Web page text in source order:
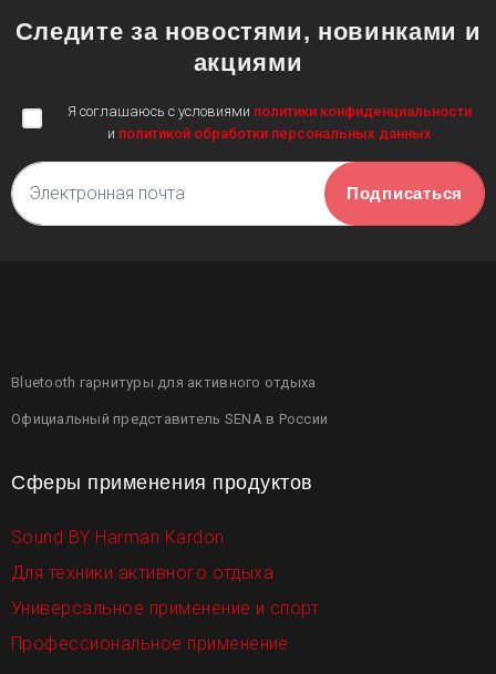
Следите за новостями, новинками и
акциями
Я соглашаюсь c условиями политики конфиденциальности
и политикой обработки персональных данных
Электронная почта
Bluetooth гарнитуры для активного отдыха
Официальный представитель SENA в России
Сферы применения продуктов
Sound BY Harman Kardon
Для техники активного отдыха
Универсальное применение и спорт
Профессиональное применение